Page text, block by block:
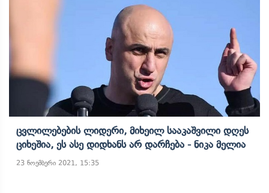
Ცვლილებების Ლიდერი, Მიხეილ Სააკაშვილი Დღეს
Ციხეშია, Ეს Ასე Დიდხანს Არ Დარჩება - Ნიკა Მელია
23 ნოემბერი 2021, 15:35